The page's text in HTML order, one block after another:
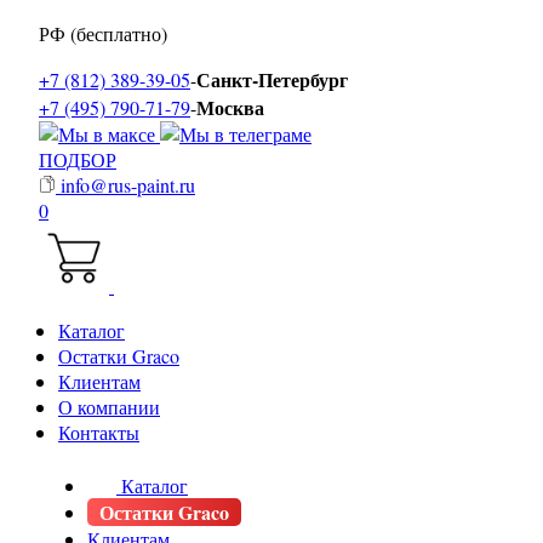
РФ (бесплатно)
+7 (812) 389-39-05-Санкт-Петербург
+7 (495) 790-71-79-Москва
ПОДБОР
info@rus-paint.ru
0
Каталог
Остатки Graco
Клиентам
О компании
Контакты
Каталог
Остатки Graco